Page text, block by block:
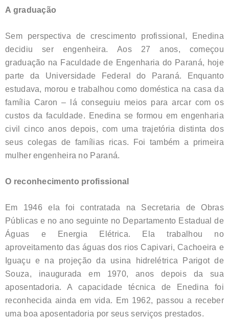
A graduação
Sem perspectiva de crescimento profissional, Enedina
decidiu ser engenheira. Aos 27 anos, começou
graduação na Faculdade de Engenharia do Paraná, hoje
parte da Universidade Federal do Paraná. Enquanto
estudava, morou e trabalhou como doméstica na casa da
família Caron – lá conseguiu meios para arcar com os
custos da faculdade. Enedina se formou em engenharia
civil cinco anos depois, com uma trajetória distinta dos
seus colegas de famílias ricas. Foi também a primeira
mulher engenheira no Paraná.
O reconhecimento profissional
Em 1946 ela foi contratada na Secretaria de Obras
Públicas e no ano seguinte no Departamento Estadual de
Águas e Energia Elétrica. Ela trabalhou no
aproveitamento das águas dos rios Capivari, Cachoeira e
Iguaçu e na projeção da usina hidrelétrica Parigot de
Souza, inaugurada em 1970, anos depois da sua
aposentadoria. A capacidade técnica de Enedina foi
reconhecida ainda em vida. Em 1962, passou a receber
uma boa aposentadoria por seus serviços prestados.